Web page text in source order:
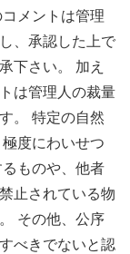
メントは管理
、承認した上で
下さい。 加え
は管理人の裁量
。 特定の自然
度にわいせつ
ものや、他者
止されている物
その他、公序
べきでないと認